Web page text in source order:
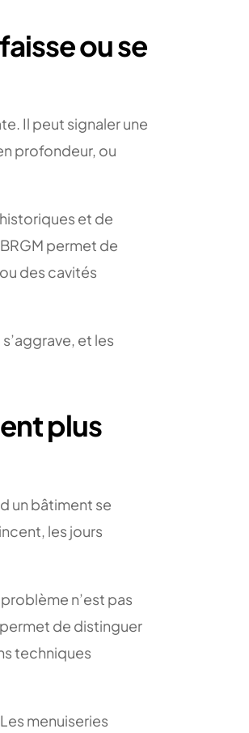
ou se
Il peut signaler une
profondeur, ou
et de
permet de
des cavités
et les
plus
un bâtiment se
les jours
problème n’est pas
permet de distinguer
techniques
menuiseries